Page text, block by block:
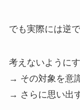
でも実際には逆で
考えないように
→ その対象を意
→ さらに思い出